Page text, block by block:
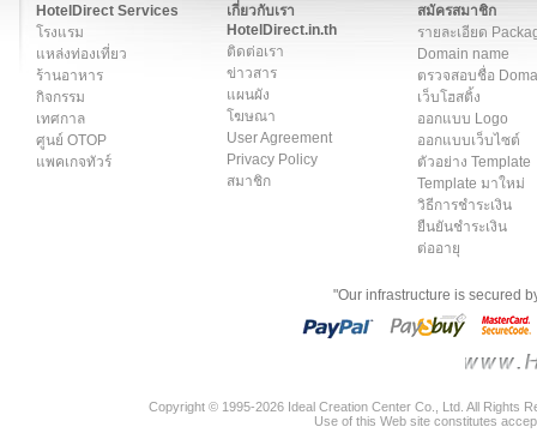
HotelDirect Services
โรงแรม
แหล่งท่องเที่ยว
ร้านอาหาร
กิจกรรม
เทศกาล
ศูนย์ OTOP
แพคเกจทัวร์
เกี่ยวกับเรา
HotelDirect.in.th
ติดต่อเรา
ข่าวสาร
แผนผัง
โฆษณา
User Agreement
Privacy Policy
สมาชิก
สมัครสมาชิก
รายละเอียด
Domain name
ตรวจสอบชื่อ
เว็บโฮสติ้ง
ออกแบบ Logo
ออกแบบเว็บไซต์
ตัวอย่าง Template
Template มาใหม่
วิธีการชำระเงิน
ยืนยันชำระเงิน
ต่ออายุ
"Our infrastructure is secured
Copyright © 1995-2026 Ideal Creation Center Co., Ltd. All Rights
Use of this Web site constitutes